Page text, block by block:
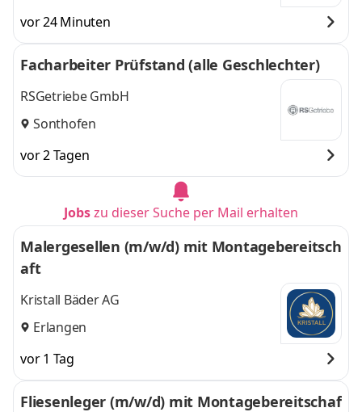
vor 24 Minuten
Facharbeiter Prüfstand (alle Geschlechter)
RSGetriebe GmbH
Sonthofen
vor 2 Tagen
Jobszu dieser Suche per Mail erhalten
Malergesellen (m/w/d) mit Montagebereitsch
aft
Kristall Bäder AG
Erlangen
vor 1 Tag
Fliesenleger (m/w/d) mit Montagebereitschaf